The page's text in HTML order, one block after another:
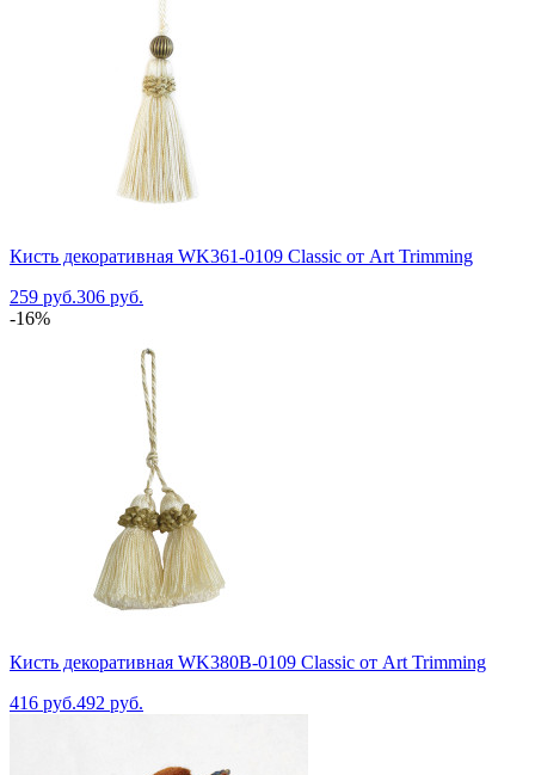
Кисть декоративная WK361-0109 Classic от Art Trimming
259 руб.306 руб.
-16%
Кисть декоративная WK380B-0109 Classic от Art Trimming
416 руб.492 руб.